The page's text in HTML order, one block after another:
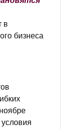
в
бизнеса